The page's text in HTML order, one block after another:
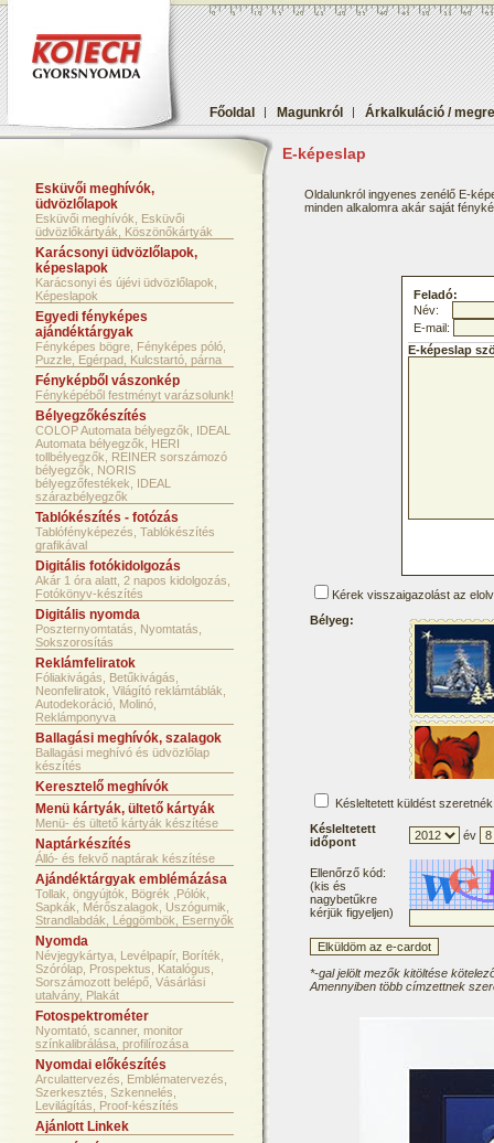
Főoldal | Magunkról | Árkalkuláció /
E-képeslap
Esküvői meghívók,
üdvözlőlapok
Esküvői meghívók, Esküvői
üdvözlőkártyák, Köszönőkártyák
Karácsonyi üdvözlőlapok,
képeslapok
Karácsonyi és újévi üdvözlőlapok,
Képeslapok
Egyedi fényképes
ajándéktárgyak
Fényképes bögre, Fényképes póló,
Puzzle, Egérpad, Kulcstartó, párna
Fényképből vászonkép
Fényképéből festményt varázsolunk!
Bélyegzőkészítés
COLOP Automata bélyegzők, IDEAL
Automata bélyegzők, HERI
tollbélyegzők, REINER sorszámozó
bélyegzők, NORIS
bélyegzőfestékek, IDEAL
szárazbélyegzők
Tablókészítés - fotózás
Tablófényképezés, Tablókészítés
grafikával
Digitális fotókidolgozás
Akár 1 óra alatt, 2 napos kidolgozás,
Fotókönyv-készítés
Digitális nyomda
Poszternyomtatás, Nyomtatás,
Sokszorosítás
Reklámfeliratok
Fóliakivágás, Betűkivágás,
Neonfeliratok, Világító reklámtáblák,
Autodekoráció, Molinó,
Reklámponyva
Ballagási meghívók, szalagok
Ballagási meghívó és üdvözlőlap
készítés
Keresztelő meghívók
Menü kártyák, ültető kártyák
Menü- és ültető kártyák készítése
Naptárkészítés
Álló- és fekvő naptárak készítése
Ajándéktárgyak emblémázása
Tollak, öngyújtók, Bögrék ,Pólók,
Sapkák, Mérőszalagok, Uszógumik,
Strandlabdák, Léggömbök, Esernyők
Nyomda
Névjegykártya, Levélpapír, Boríték,
Szórólap, Prospektus, Katalógus,
Sorszámozott belépő, Vásárlási
utalvány, Plakát
Fotospektrométer
Nyomtató, scanner, monitor
színkalibrálása, profilírozása
Nyomdai előkészítés
Arculattervezés, Emblématervezés,
Szerkesztés, Szkennelés,
Levilágítás, Proof-készítés
Ajánlott Linkek
Oldalunkról ingyenes zenélő E-
minden alkalomra akár saját
Feladó:
Név:
E-mail:
E-képeslap
Kérek visszaigazolást az
Bélyeg:
Késleltetett küldést szeretnék
Késleltetett
időpont
év
Ellenőrző kód:
(kis és
nagybetűkre
kérjük figyeljen)
*-gal jelölt mezők kitöltése
Amennyiben több címzettnek